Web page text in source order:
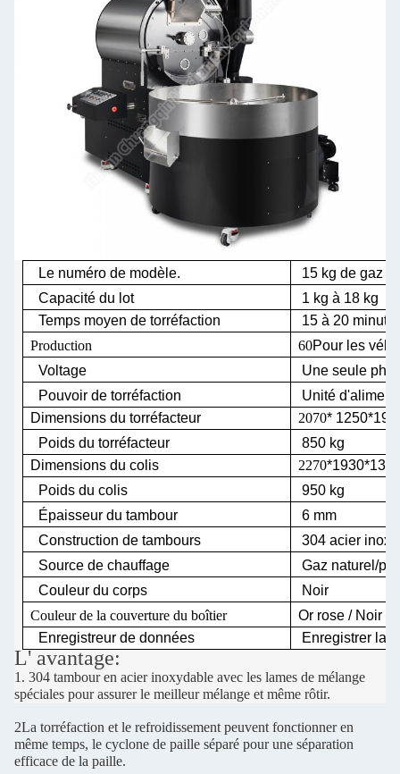
Le numéro de modèle.
15 kg de gaz
Capacité du lot
1 kg à 18 kg
Temps moyen de torréfaction
15 à 20
Production
60Pour les
Voltage
Une seule
Pouvoir de torréfaction
Unité
Dimensions du torréfacteur
2070*
Poids du torréfacteur
850 kg
Dimensions du colis
2270
Poids du colis
950 kg
Épaisseur du tambour
6 mm
Construction de tambours
304 acier
Source de chauffage
Gaz naturel/
Couleur du corps
Noir
Couleur de la couverture du boîtier
Or rose / Noir /
Enregistreur de données
Enregistrer la
L' avantage:
1. 304 tambour en acier inoxydable avec les lames de mélange
spéciales pour assurer le meilleur mélange et même rôtir.
2La torréfaction et le refroidissement peuvent fonctionner en
même temps, le cyclone de paille séparé pour une séparation
efficace de la paille.